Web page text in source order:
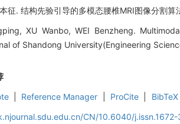
征. 结构先验引导的多模态腰椎MRI图像分割
XU Wanbo, WEI Benzheng.
of Shandong University(Engineering
Reference Manager ProCite BibTeX
CN/10.6040/